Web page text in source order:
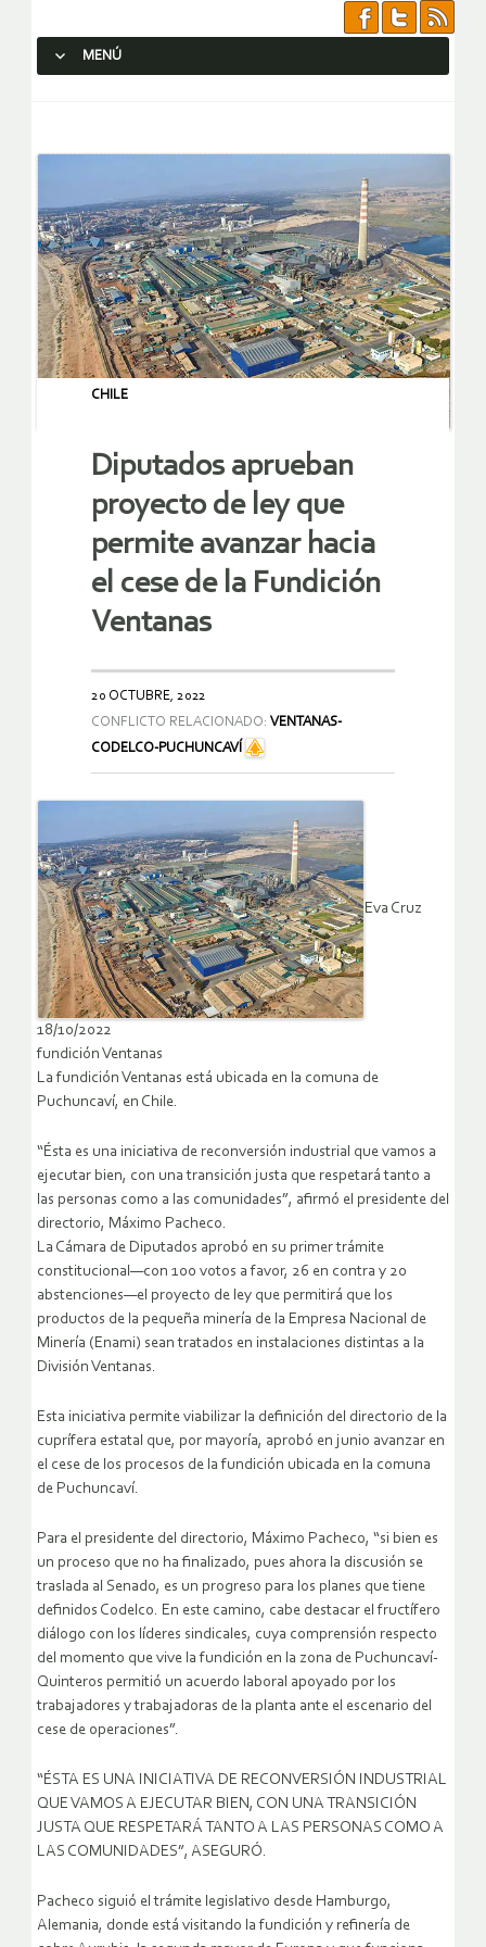
MENÚ
CHILE
Diputados aprueban
proyecto de ley que
permite avanzar hacia
el cese de la Fundición
Ventanas
20 OCTUBRE, 2022
CONFLICTO RELACIONADO: VENTANAS-
CODELCO-PUCHUNCAVÍ
Eva Cruz
18/10/2022
fundición Ventanas
La fundición Ventanas está ubicada en la comuna de
Puchuncaví, en Chile.
“Ésta es una iniciativa de reconversión industrial que vamos a
ejecutar bien, con una transición justa que respetará tanto a
las personas como a las comunidades”, afirmó el presidente del
directorio, Máximo Pacheco.
La Cámara de Diputados aprobó en su primer trámite
constitucional—con 100 votos a favor, 26 en contra y 20
abstenciones—el proyecto de ley que permitirá que los
productos de la pequeña minería de la Empresa Nacional de
Minería (Enami) sean tratados en instalaciones distintas a la
División Ventanas.
Esta iniciativa permite viabilizar la definición del directorio de la
cuprífera estatal que, por mayoría, aprobó en junio avanzar en
el cese de los procesos de la fundición ubicada en la comuna
de Puchuncaví.
Para el presidente del directorio, Máximo Pacheco, “si bien es
un proceso que no ha finalizado, pues ahora la discusión se
traslada al Senado, es un progreso para los planes que tiene
definidos Codelco. En este camino, cabe destacar el fructífero
diálogo con los líderes sindicales, cuya comprensión respecto
del momento que vive la fundición en la zona de Puchuncaví-
Quinteros permitió un acuerdo laboral apoyado por los
trabajadores y trabajadoras de la planta ante el escenario del
cese de operaciones”.
“ÉSTA ES UNA INICIATIVA DE RECONVERSIÓN INDUSTRIAL
QUE VAMOS A EJECUTAR BIEN, CON UNA TRANSICIÓN
JUSTA QUE RESPETARÁ TANTO A LAS PERSONAS COMO A
LAS COMUNIDADES”, ASEGURÓ.
Pacheco siguió el trámite legislativo desde Hamburgo,
Alemania, donde está visitando la fundición y refinería de